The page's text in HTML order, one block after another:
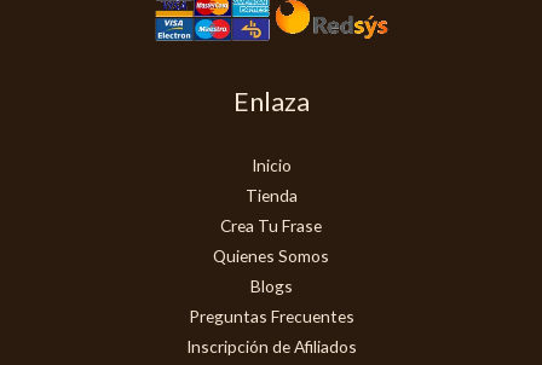
Enlaza
Inicio
Tienda
Crea Tu Frase
Quienes Somos
Blogs
Preguntas Frecuentes
Inscripción de Afiliados